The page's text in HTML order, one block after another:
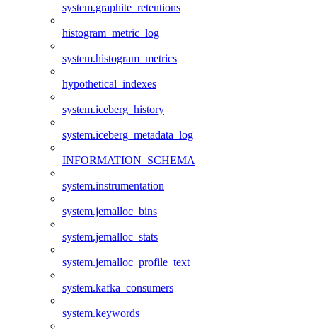
system.graphite_retentions
histogram_metric_log
system.histogram_metrics
hypothetical_indexes
system.iceberg_history
system.iceberg_metadata_log
INFORMATION_SCHEMA
system.instrumentation
system.jemalloc_bins
system.jemalloc_stats
system.jemalloc_profile_text
system.kafka_consumers
system.keywords